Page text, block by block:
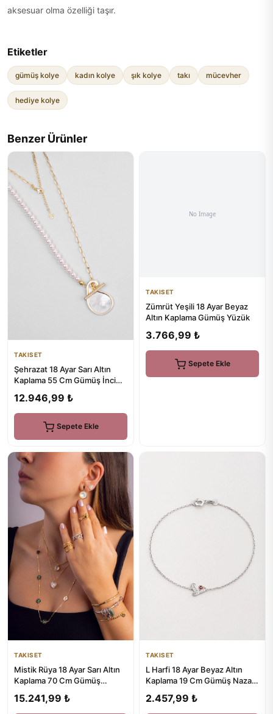
aksesuar olma özelliği taşır.
Etiketler
gümüş kolye kadın kolye şık kolye takı mücevher
hediye kolye
Benzer Ürünler
TAKISET
Şehrazat 18 Ayar Sarı Altın
Kaplama 55 Cm Gümüş İnci
12.946,99 ₺
Sepete Ekle
TAKISET
Zümrüt Yeşili 18 Ayar Beyaz
Altın Kaplama Gümüş Yüzük
3.766,99 ₺
Sepete Ekle
TAKISET
Mistik Rüya 18 Ayar Sarı Altın
Kaplama 70 Cm Gümüş
15.241,99 ₺
TAKISET
L Harfi 18 Ayar Beyaz Altın
Kaplama 19 Cm Gümüş Nazar
2.457,99 ₺